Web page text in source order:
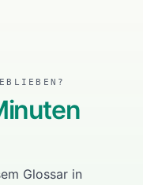
Glossar in